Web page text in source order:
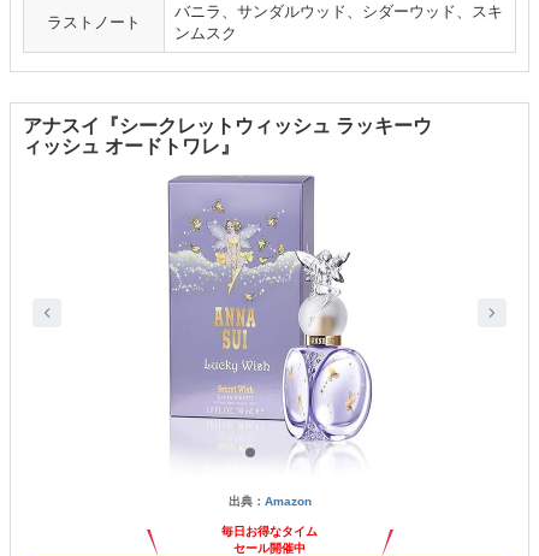
ラストノート
バニラ、サンダルウッド、シダーウッド、スキ
ンムスク
アナスイ『シークレットウィッシュ ラッキーウ
ィッシュ オードトワレ』
出典： Amazon
毎日お得なタイム
セール開催中